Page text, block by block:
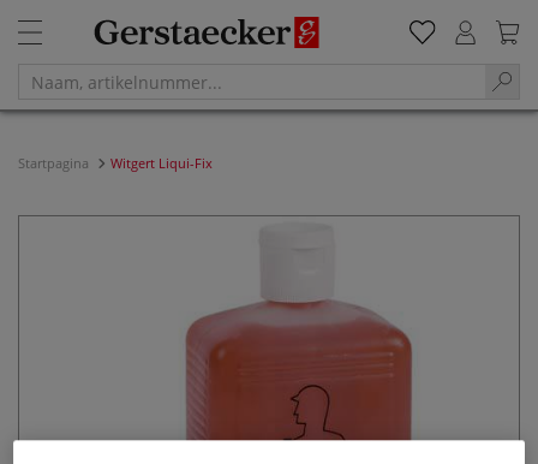
Startpagina Witgert Liqui-Fix